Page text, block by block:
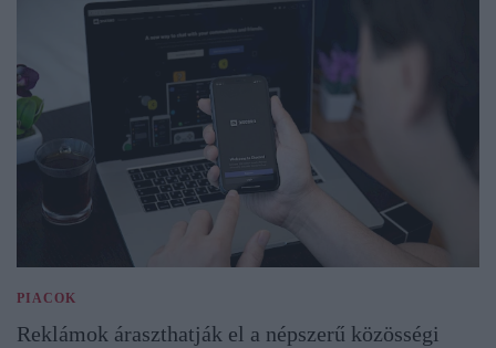
PIACOK
Reklámok áraszthatják el a népszerű közösségi